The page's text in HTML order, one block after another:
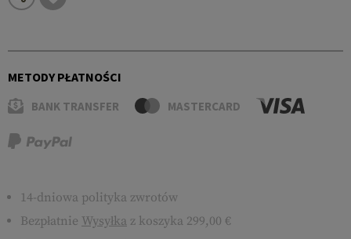
METODY PŁATNOŚCI
BANK TRANSFER MASTERCARD
14-dniowa polityka zwrotów
Bezpłatnie Wysyłka z koszyka 299,00 €